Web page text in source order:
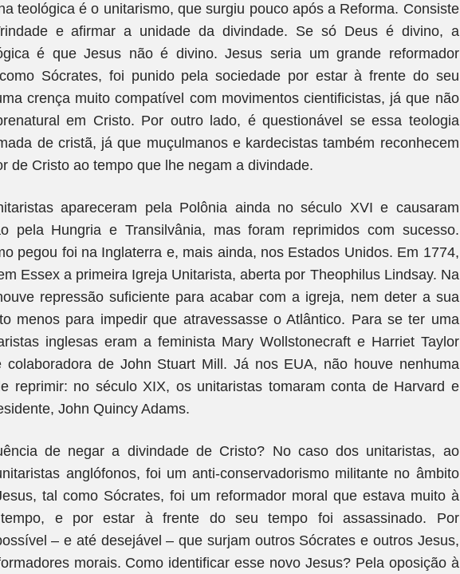
teológica é o unitarismo, que surgiu pouco após a Reforma. Consiste
e afirmar a unidade da divindade. Se só Deus é divino, a
é que Jesus não é divino. Jesus seria um grande reformador
Sócrates, foi punido pela sociedade por estar à frente do seu
crença muito compatível com movimentos cientificistas, já que não
em Cristo. Por outro lado, é questionável se essa teologia
de cristã, já que muçulmanos e kardecistas também reconhecem
de Cristo ao tempo que lhe negam a divindade.
apareceram pela Polônia ainda no século XVI e causaram
pela Hungria e Transilvânia, mas foram reprimidos com sucesso.
pegou foi na Inglaterra e, mais ainda, nos Estados Unidos. Em 1774,
Essex a primeira Igreja Unitarista, aberta por Theophilus Lindsay. Na
repressão suficiente para acabar com a igreja, nem deter a sua
menos para impedir que atravessasse o Atlântico. Para se ter uma
inglesas eram a feminista Mary Wollstonecraft e Harriet Taylor
colaboradora de John Stuart Mill. Já nos EUA, não houve nenhuma
reprimir: no século XIX, os unitaristas tomaram conta de Harvard e
John Quincy Adams.
de negar a divindade de Cristo? No caso dos unitaristas, ao
anglófonos, foi um anti-conservadorismo militante no âmbito
tal como Sócrates, foi um reformador moral que estava muito à
e por estar à frente do seu tempo foi assassinado. Por
– e até desejável – que surjam outros Sócrates e outros Jesus,
morais. Como identificar esse novo Jesus? Pela oposição à